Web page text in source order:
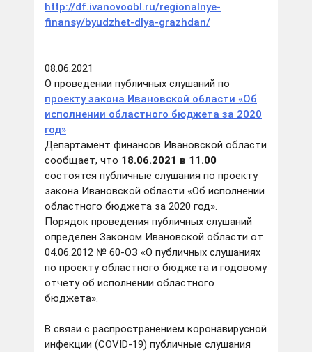
http://df.ivanovoobl.ru/regionalnye-
finansy/byudzhet-dlya-grazhdan/
08.06.2021
О проведении публичных слушаний по
проекту закона Ивановской области «Об
исполнении областного бюджета за 2020
год»
Департамент финансов Ивановской области
сообщает, что 18.06.2021 в 11.00
состоятся публичные слушания по проекту
закона Ивановской области «Об исполнении
областного бюджета за 2020 год».
Порядок проведения публичных слушаний
определен Законом Ивановской области от
04.06.2012 № 60-ОЗ «О публичных слушаниях
по проекту областного бюджета и годовому
отчету об исполнении областного
бюджета».
В связи с распространением коронавирусной
инфекции (COVID-19) публичные слушания